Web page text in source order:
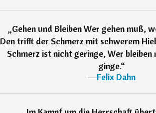
„Gehen und Bleiben Wer gehen muß,
Den trifft der Schmerz mit schwerem
Schmerz ist nicht geringe, Wer
ginge.“
―Felix Dahn